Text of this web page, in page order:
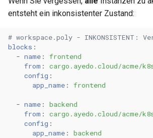
entsteht ein inkonsistenter Zustand:
# workspace.poly - INKONSISTENT:
blocks :
- name :
frontend
from :
cargo.ayedo.cloud/acme/
config :
app_name : frontend
- name :
backend
from :
cargo.ayedo.cloud/acme/
config :
app_name : backend